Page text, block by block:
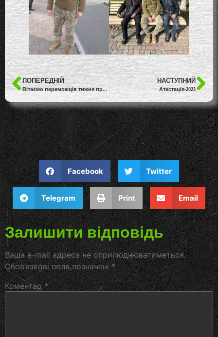
ПОПЕРЕДНІЙ
Вітаємо переможців тижня природничо-математичних дисциплін
НАСТУПНИЙ
Атестація-2023
Facebook Twitter
Telegram Print Email
Залишити відповідь
Ваша e-mail адреса не оприлюднюватиметься.
Обов’язкові поля позначені*
Коментар*